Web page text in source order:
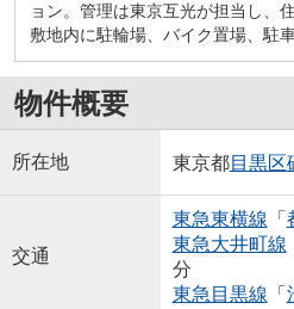
ョン。管理は東京互光が担当し、
敷地内に駐輪場、バイク置場、駐車
物件概要
所在地 東京都目黒区
交通
東急東横線 「
東急大井町線
分
東急目黒線 「